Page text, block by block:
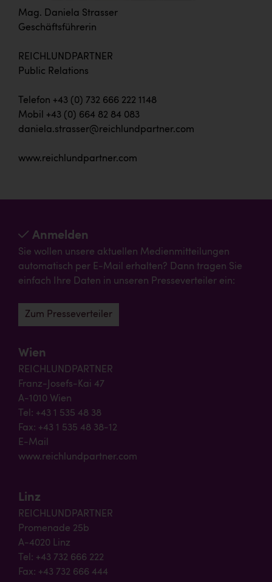
Mag. Daniela Strasser
Geschäftsführerin
REICHLUNDPARTNER
Public Relations
Telefon +43 (0) 732 666 222 1148
Mobil +43 (0) 664 82 84 083
daniela.strasser@reichlundpartner.com
www.reichlundpartner.com
Anmelden
Sie wollen unsere aktuellen Medienmitteilungen
automatisch per E-Mail erhalten? Dann tragen Sie
einfach Ihre Daten in unseren Presseverteiler ein:
Zum Presseverteiler
Wien
REICHLUNDPARTNER
Franz-Josefs-Kai 47
A-1010 Wien
Tel: +43 1 535 48 38
Fax: +43 1 535 48 38-12
E-Mail
www.reichlundpartner.com
Linz
REICHLUNDPARTNER
Promenade 25b
A-4020 Linz
Tel: +43 732 666 222
Fax: +43 732 666 444